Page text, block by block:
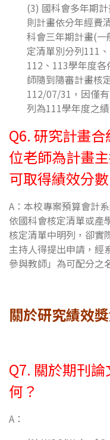
(3) 國科會多年期
則計畫依分年經費
科會三年期計畫(
定清單別分列111
112、113學年度
師隨到隨審計畫核
112/07/31，因僅
列為111學年度之績
Q6. 研究計畫
位老師為計畫
可取得績效分數
A：本校專案預算會計
依國科會核定清單或產
核定清單中明列，卻實
主持人得提出申請，經
參與教師」為可配分之
關於研究績效
Q7. 關於期刊
何？
A：